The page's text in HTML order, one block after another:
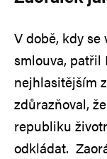
V době, kdy se
smlouva, patřil
nejhlasitějším
zdůrazňoval,
republiku
odkládat.